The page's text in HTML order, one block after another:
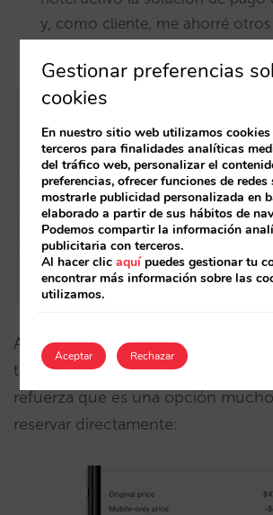
y, como cliente, me ahorré otros
Aquí podemos ver cómo
transparencia y el marketing en su
refuerza que es una opción
reservar directamente:
Gestionar preferencias
cookies
En nuestro sitio web utilizamos
terceros para finalidades analíticas
del tráfico web, personalizar el
preferencias, ofrecer funciones de redes
mostrarle publicidad personalizada en
elaborado a partir de sus hábitos de
Podemos compartir la información
publicitaria con terceros.
Al hacer clicaquípuedes gestionar tu
encontrar más información sobre las
utilizamos.
Aceptar Rechazar